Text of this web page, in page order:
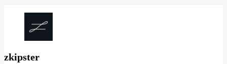
zkipster